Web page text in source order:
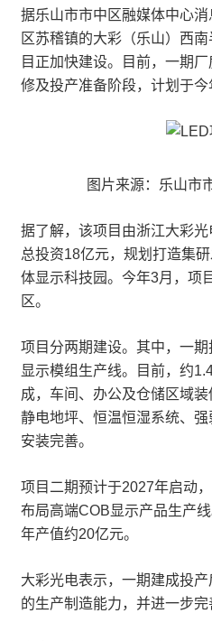
据乐山市市中区融媒体中心
区苏稽镇的大彩（乐山）西
目正加快建设。目前，一期
修及投产准备阶段，计划于今
图片来源：乐山市
据了解，该项目由浙江大彩光
总投资18亿元，规划打造集
体显示科技园。今年3月，项
区。
项目分两期建设。其中，一
显示模组生产线。目前，约
成，车间、办公及仓储区域
静电地坪、恒温恒湿系统、
安装完善。
项目二期预计于2027年启动
布局高端COB显示产品生产
年产值约20亿元。
大彩光电表示，一期建成投
的生产制造能力，并进一步完